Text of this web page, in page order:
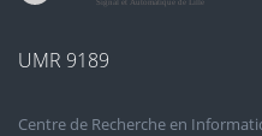
UMR 9189
Centre de Recherche en